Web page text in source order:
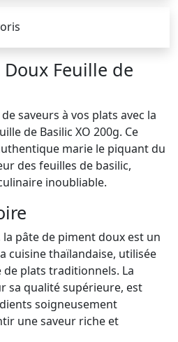
Feuille de
saveurs à vos plats avec la
de Basilic XO 200g. Ce
marie le piquant du
des feuilles de basilic,
inoubliable.
pâte de piment doux est un
cuisine thaïlandaise, utilisée
plats traditionnels. La
sa qualité supérieure, est
soigneusement
une saveur riche et